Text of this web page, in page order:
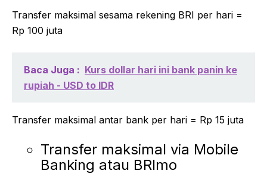
Transfer maksimal sesama rekening BRI per hari =
Rp 100 juta
Baca Juga : Kurs dollar hari ini bank panin ke
rupiah - USD to IDR
Transfer maksimal antar bank per hari = Rp 15 juta
Transfer maksimal via Mobile
Banking atau BRImo